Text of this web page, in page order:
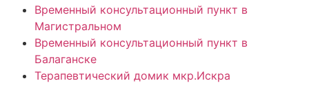
Временный консультационный пункт в
Магистральном
Временный консультационный пункт в
Балаганске
Терапевтический домик мкр.Искра